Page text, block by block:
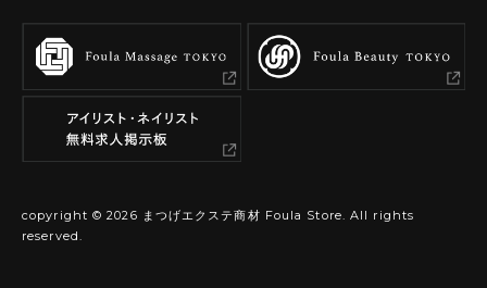
copyright ©2026 まつげエクステ商材 Foula Store. All rights
reserved.